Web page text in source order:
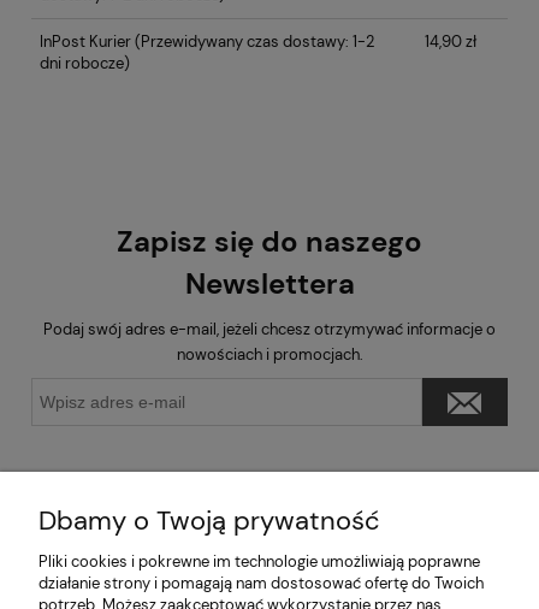
InPost Kurier(Przewidywany czas dostawy: 1-2
dni robocze)
14,90 zł
Zapisz się do naszego
Newslettera
Podaj swój adres e-mail, jeżeli chcesz otrzymywać informacje o
nowościach i promocjach.
Pomoc
Dbamy o Twoją prywatność
Pliki cookies i pokrewne im technologie umożliwiają poprawne
działanie strony i pomagają nam dostosować ofertę do Twoich
potrzeb. Możesz zaakceptować wykorzystanie przez nas